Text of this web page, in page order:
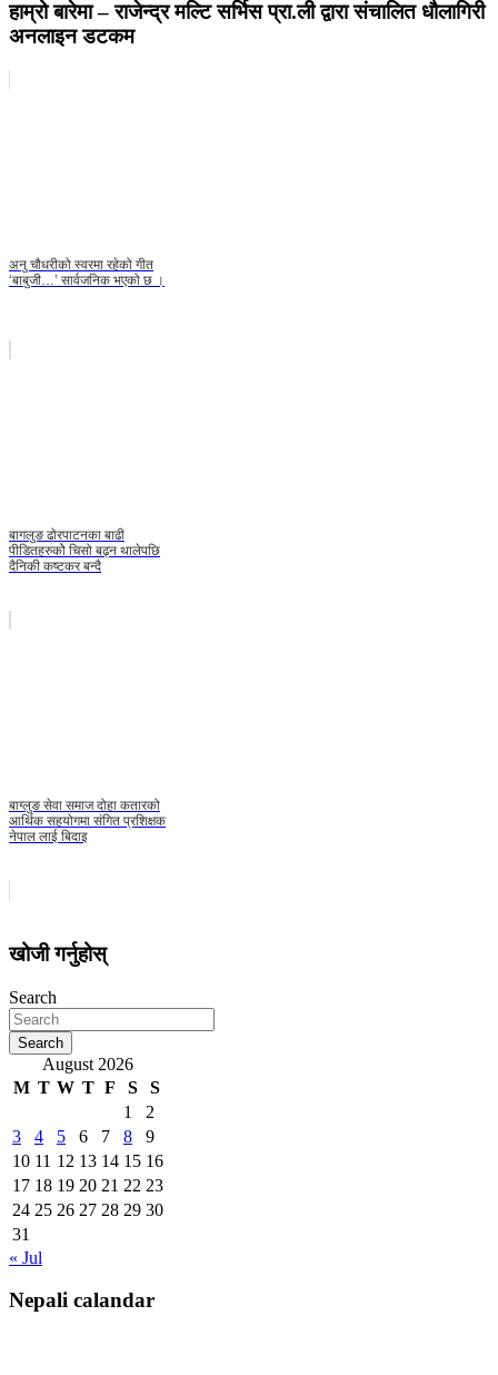
हाम्रो बारेमा – राजेन्द्र मल्टि सर्भिस प्रा.ली द्वारा संचालित धौलागिरी
अनलाइन डटकम
अनु चौधरीको स्वरमा रहेको गीत
‘बाबुजी…’ सार्वजनिक भएको छ ।
बागलुङ ढोरपाटनका बाढी
पीडितहरुकोे चिसो बढ्न थालेपछि
दैनिकी कष्टकर बन्दै
बाग्लुङ सेवा समाज दोहा कतारको
आर्थिक सहयोगमा संगित प्रशिक्षक
नेपाल लाई बिदाइ
खोजी गर्नुहोस्
Search
Search
August 2026
M T W T F S
S
1
2
3
4 5 6 7 8
9
10 11 12 13 14 15 16
17 18 19 20 21 22 23
24 25 26 27 28 29 30
31
« Jul
Nepali calandar